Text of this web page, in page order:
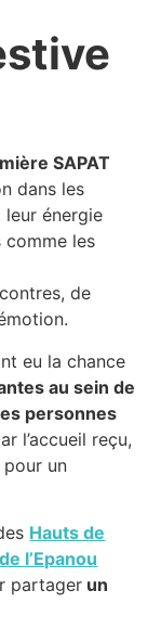
SAPAT
dans les
énergie
comme les
de
eu la chance
au sein de
personnes
l’accueil reçu,
un
Hauts de
l’Epanou
partager un